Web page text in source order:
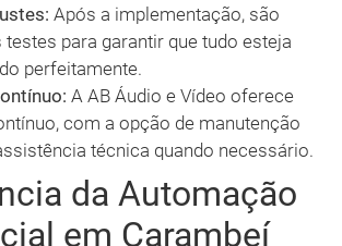
Após a implementação, são
testes para garantir que tudo esteja
perfeitamente.
A AB Áudio e Vídeo oferece
com a opção de manutenção
técnica quando necessário.
da Automação
em Carambeí